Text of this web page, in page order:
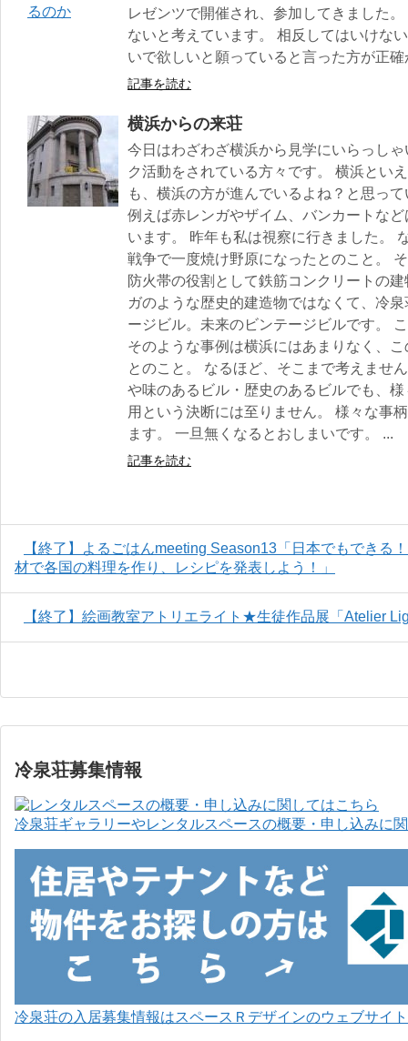
レゼンツで開催され、参加してきました
ないと考えています。 相反してはいけな
いで欲しいと願っていると言った方が正
記事を読む
横浜からの来荘
今日はわざわざ横浜から見学にいらっし
ク活動をされている方々です。 横浜とい
も、横浜の方が進んでいるよね？と思っ
例えば赤レンガやザイム、バンカートな
います。 昨年も私は視察に行きました。
戦争で一度焼け野原になったとのこと。
防火帯の役割として鉄筋コンクリートの
ガのような歴史的建造物ではなくて、冷
ージビル。未来のビンテージビルです。
そのような事例は横浜にはあまりなく、
とのこと。 なるほど、そこまで考えませ
や味のあるビル・歴史のあるビルでも、
用という決断には至りません。 様々な事
ます。 一旦無くなるとおしまいです。 ...
記事を読む
【終了】よるごはんmeeting Season13「日本でもできる
材で各国の料理を作り、レシピを発表しよう！」
【終了】絵画教室アトリエライト★生徒作品展「Atelier
冷泉荘募集情報
冷泉荘ギャラリーやレンタルスペースの概要・申し込みに
冷泉荘の入居募集情報はスペースＲデザインのウェブサイ